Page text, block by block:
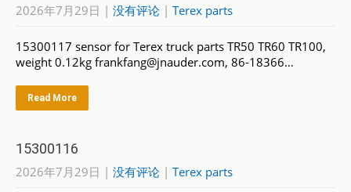
2026年7月29日 | 没有评论 | Terex parts
15300117 sensor for Terex truck parts TR50 TR60 TR100,
weight 0.12kg frankfang@jnauder.com, 86-18366…
Read More
15300116
2026年7月29日 | 没有评论 | Terex parts